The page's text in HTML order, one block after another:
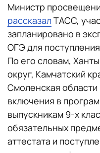
Министр
рассказалТАСС,
запланировано в
ОГЭ для
По его словам,
округ, Камчатский
Смоленская
включения в
выпускникам 9-х
обязательных
аттестата и